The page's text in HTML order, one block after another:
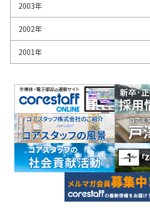
2003年
2002年
2001年